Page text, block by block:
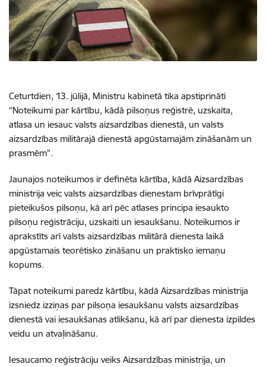
Ceturtdien, 13. jūlijā, Ministru kabinetā tika apstiprināti
“Noteikumi par kārtību, kādā pilsoņus reģistrē, uzskaita,
atlasa un iesauc valsts aizsardzības dienestā, un valsts
aizsardzības militārajā dienestā apgūstamajām zināšanām un
prasmēm”.
Jaunajos noteikumos ir definēta kārtība, kādā Aizsardzības
ministrija veic valsts aizsardzības dienestam brīvprātīgi
pieteikušos pilsoņu, kā arī pēc atlases principa iesaukto
pilsoņu reģistrāciju, uzskaiti un iesaukšanu. Noteikumos ir
aprakstīts arī valsts aizsardzības militārā dienesta laikā
apgūstamais teorētisko zināšanu un praktisko iemaņu
kopums.
Tāpat noteikumi paredz kārtību, kādā Aizsardzības ministrija
izsniedz izziņas par pilsoņa iesaukšanu valsts aizsardzības
dienestā vai iesaukšanas atlikšanu, kā arī par dienesta izpildes
veidu un atvaļināšanu.
Iesaucamo reģistrāciju veiks Aizsardzības ministrija, un